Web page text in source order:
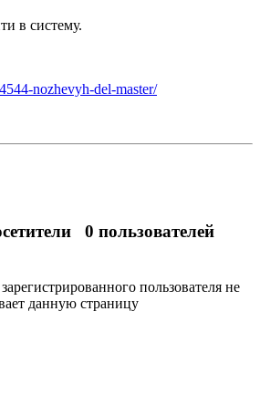
в систему.
nozhevyh-del-master/
0 пользователей
пользователя не
данную страницу